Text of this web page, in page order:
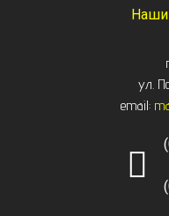
Звенигородка,
Монастырище,
Черкассы,
Наши
ул.
email: